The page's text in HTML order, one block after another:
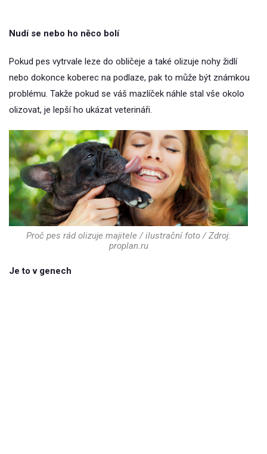
Nudí se nebo ho něco bolí
Pokud pes vytrvale leze do obličeje a také olizuje nohy židlí
nebo dokonce koberec na podlaze, pak to může být známkou
problému. Takže pokud se váš mazlíček náhle stal vše okolo
olizovat, je lepší ho ukázat veterináři.
Proč pes rád olizuje majitele / ilustrační foto / Zdroj:
proplan.ru
Je to v genech